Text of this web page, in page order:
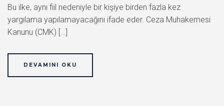
Bu ilke, aynı fiil nedeniyle bir kişiye birden fazla kez
yargılama yapılamayacağını ifade eder. Ceza Muhakemesi
Kanunu (CMK) […]
DEVAMINI OKU